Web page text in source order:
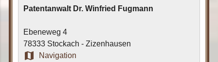
Patentanwalt Dr. Winfried Fugmann
Ebeneweg 4
78333 Stockach - Zizenhausen
map Navigation